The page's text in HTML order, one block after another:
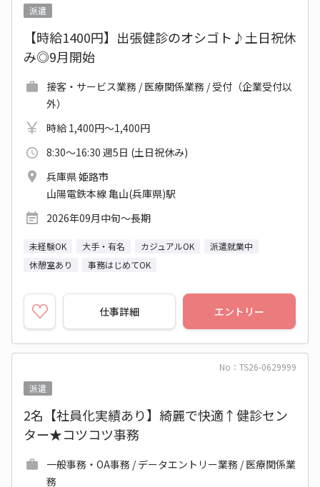
派遣
【時給1400円】出張健診のオシゴト♪土日祝休
み◎9月開始
接客・サービス業務 / 医療関係業務 / 受付（企業受付以
外）
時給 1,400円～1,400円
8:30～16:30 週5日 (土日祝休み)
兵庫県 姫路市
山陽電鉄本線 亀山(兵庫県)駅
2026年09月中旬～長期
未経験OK 大手・有名 カジュアルOK
派遣就業中
休憩室あり
事務はじめてOK
仕事詳細 エントリー
No：TS26-0629999
派遣
2名【社員化実績あり】綺麗で快適↑健診セン
ター★コツコツ事務
一般事務・OA事務 / データエントリー業務 / 医療関係業
務